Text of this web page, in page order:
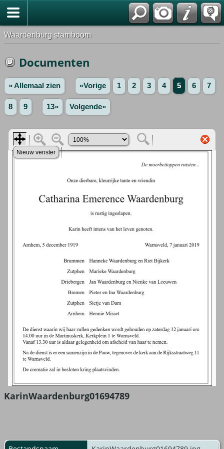
Waardenburg stamboom
Documenten
» Allemaal zien «Vorige 1 2 3 4 5 6 7
8 9 13» Volgende»
KarinWaardenburg01694789